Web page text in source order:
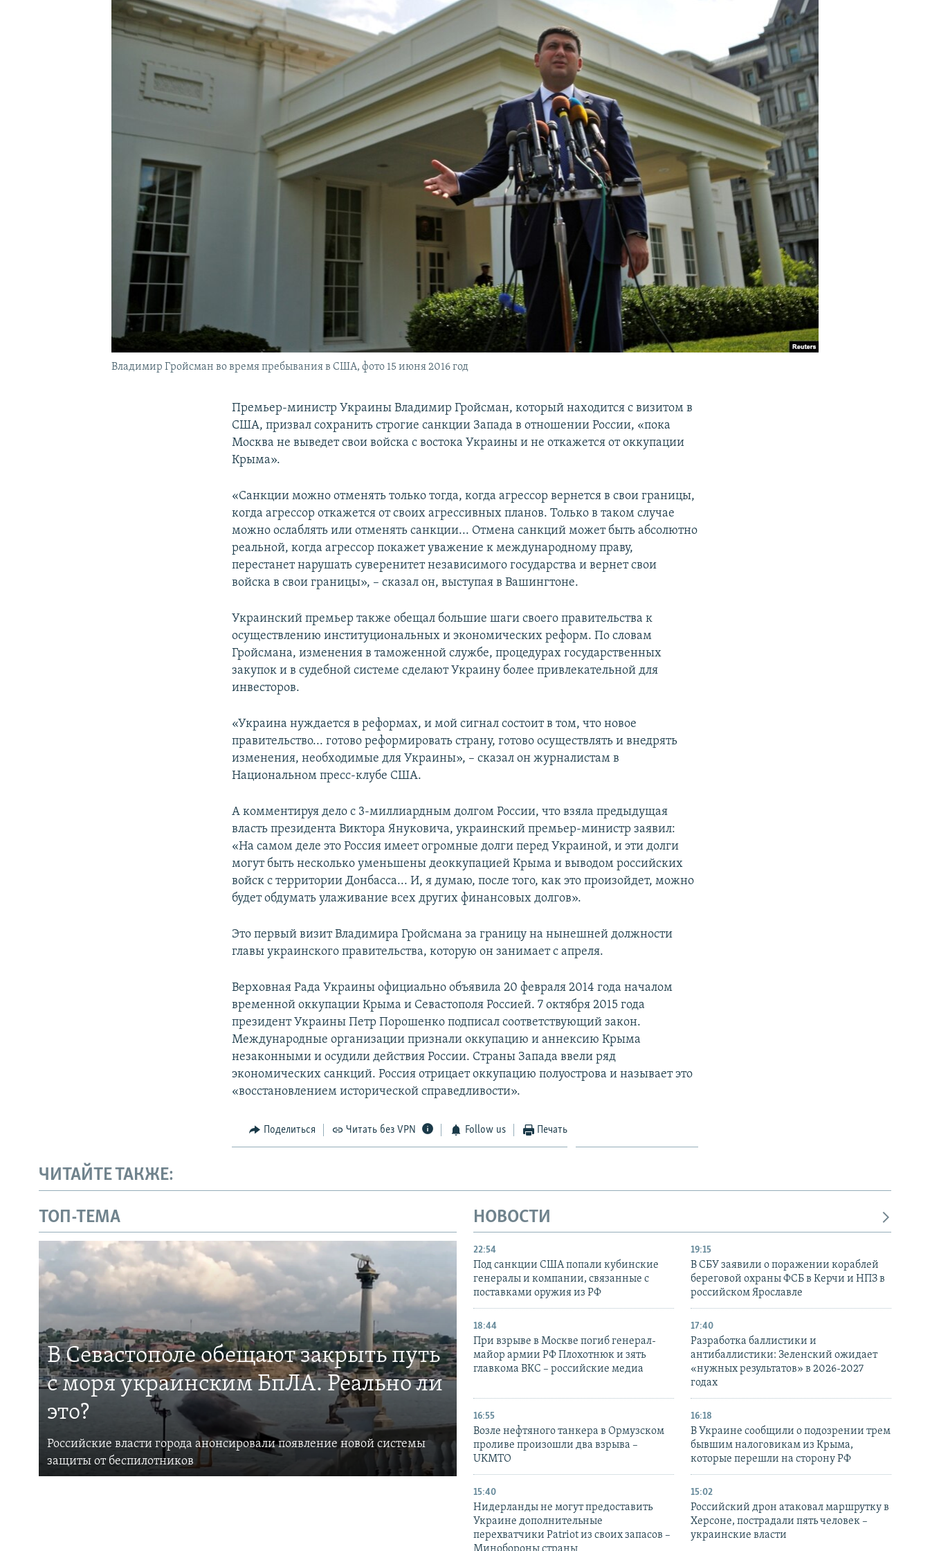
КРЫМ.НЕПОКОРЕННЫЙ
УКРАИНСКАЯ ПРОБЛЕМА КРЫМА
Владимир Гройсман во время пребывания в США, фото 15 июня 2016 год
Премьер-министр Украины Владимир Гройсман, который находится с визитом в
США, призвал сохранить строгие санкции Запада в отношении России, «пока
Москва не выведет свои войска с востока Украины и не откажется от оккупации
Крыма».
«Санкции можно отменять только тогда, когда агрессор вернется в свои границы,
когда агрессор откажется от своих агрессивных планов. Только в таком случае
можно ослаблять или отменять санкции... Отмена санкций может быть абсолютно
реальной, когда агрессор покажет уважение к международному праву,
перестанет нарушать суверенитет независимого государства и вернет свои
войска в свои границы», – сказал он, выступая в Вашингтоне.
Украинский премьер также обещал большие шаги своего правительства к
осуществлению институциональных и экономических реформ. По словам
Гройсмана, изменения в таможенной службе, процедурах государственных
закупок и в судебной системе сделают Украину более привлекательной для
инвесторов.
«Украина нуждается в реформах, и мой сигнал состоит в том, что новое
правительство... готово реформировать страну, готово осуществлять и внедрять
изменения, необходимые для Украины», – сказал он журналистам в
Национальном пресс-клубе США.
А комментируя дело с 3-миллиардным долгом России, что взяла предыдущая
власть президента Виктора Януковича, украинский премьер-министр заявил:
«На самом деле это Россия имеет огромные долги перед Украиной, и эти долги
могут быть несколько уменьшены деоккупацией Крыма и выводом российских
войск с территории Донбасса... И, я думаю, после того, как это произойдет, можно
будет обдумать улаживание всех других финансовых долгов».
Это первый визит Владимира Гройсмана за границу на нынешней должности
главы украинского правительства, которую он занимает с апреля.
Верховная Рада Украины официально объявила 20 февраля 2014 года началом
временной оккупации Крыма и Севастополя Россией. 7 октября 2015 года
президент Украины Петр Порошенко подписал соответствующий закон.
Международные организации признали оккупацию и аннексию Крыма
незаконными и осудили действия России. Страны Запада ввели ряд
экономических санкций. Россия отрицает оккупацию полуострова и называет это
«восстановлением исторической справедливости».
Поделиться Читать без VPN Follow us Печать
ЧИТАЙТЕ ТАКЖЕ:
ТОП-ТЕМА
В Севастополе обещают закрыть путь
с моря украинским БпЛА. Реально ли
это?
Российские власти города анонсировали появление новой системы
защиты от беспилотников
НОВОСТИ
22:54
Под санкции США попали кубинские
генералы и компании, связанные с
поставками оружия из РФ
19:15
В СБУ заявили о поражении кораблей
береговой охраны ФСБ в Керчи и НПЗ в
российском Ярославле
18:44
При взрыве в Москве погиб генерал-
майор армии РФ Плохотнюк и зять
главкома ВКС – российские медиа
17:40
Разработка баллистики и
антибаллистики: Зеленский ожидает
«нужных результатов» в 2026-2027
годах
16:55
Возле нефтяного танкера в Ормузском
проливе произошли два взрыва –
UKMTO
16:18
В Украине сообщили о подозрении трем
бывшим налоговикам из Крыма,
которые перешли на сторону РФ
15:40
Нидерланды не могут предоставить
Украине дополнительные
перехватчики Patriot из своих запасов –
15:02
Российский дрон атаковал маршрутку в
Херсоне, пострадали пять человек –
украинские власти